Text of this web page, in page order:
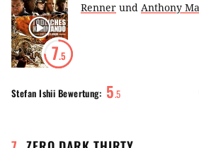
7.5
Renner und Anthony
Stefan Ishii Bewertung: 5.5